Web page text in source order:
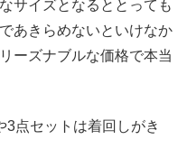
サイズとなるととっても
あきらめないといけなか
ーズナブルな価格で本当
点セットは着回しがき